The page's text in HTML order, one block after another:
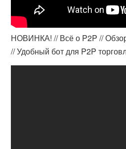
НОВИНКА! // Всё о P2P //
// Удобный бот для P2P